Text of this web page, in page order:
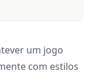
um jogo
com estilos